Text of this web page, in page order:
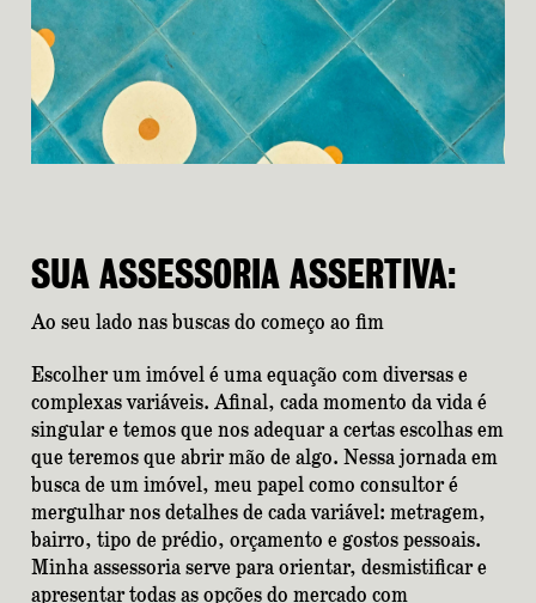
SUA ASSESSORIA ASSERTIVA:
Ao seu lado nas buscas do começo ao fim
Escolher um imóvel é uma equação com diversas e
complexas variáveis. Afinal, cada momento da vida é
singular e temos que nos adequar a certas escolhas em
que teremos que abrir mão de algo. Nessa jornada em
busca de um imóvel, meu papel como consultor é
mergulhar nos detalhes de cada variável: metragem,
bairro, tipo de prédio, orçamento e gostos pessoais.
Minha assessoria serve para orientar, desmistificar e
apresentar todas as opções do mercado com